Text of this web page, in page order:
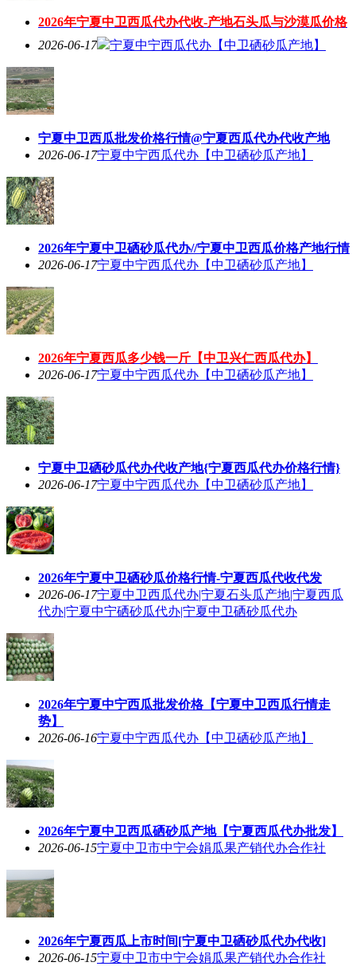
2026年宁夏中卫西瓜代办代收-产地石头瓜与沙漠瓜价格
2026-06-17
宁夏中宁西瓜代办【中卫硒砂瓜产地】
宁夏中卫西瓜批发价格行情@宁夏西瓜代办代收产地
2026-06-17宁夏中宁西瓜代办【中卫硒砂瓜产地】
2026年宁夏中卫硒砂瓜代办//宁夏中卫西瓜价格产地行情
2026-06-17宁夏中宁西瓜代办【中卫硒砂瓜产地】
2026年宁夏西瓜多少钱一斤【中卫兴仁西瓜代办】
2026-06-17宁夏中宁西瓜代办【中卫硒砂瓜产地】
宁夏中卫硒砂瓜代办代收产地{宁夏西瓜代办价格行情}
2026-06-17宁夏中宁西瓜代办【中卫硒砂瓜产地】
2026年宁夏中卫硒砂瓜价格行情-宁夏西瓜代收代发
2026-06-17宁夏中卫西瓜代办|宁夏石头瓜产地|宁夏西瓜
代办|宁夏中宁硒砂瓜代办|宁夏中卫硒砂瓜代办
2026年宁夏中宁西瓜批发价格【宁夏中卫西瓜行情走
势】
2026-06-16宁夏中宁西瓜代办【中卫硒砂瓜产地】
2026年宁夏中卫西瓜硒砂瓜产地【宁夏西瓜代办批发】
2026-06-15宁夏中卫市中宁会娟瓜果产销代办合作社
2026年宁夏西瓜上市时间[宁夏中卫硒砂瓜代办代收]
2026-06-15宁夏中卫市中宁会娟瓜果产销代办合作社